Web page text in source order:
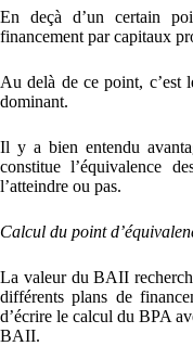
En deçà d’un certain
financement par capitaux
Au delà de ce point, c’est
dominant.
Il y a bien entendu
constitue l’équivalence
l’atteindre ou pas.
Calcul du point
La valeur du BAII
différents plans de
d’écrire le calcul du BPA
BAII.